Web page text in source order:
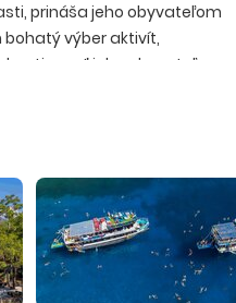
prináša jeho obyvateľom
bohatý výber aktivít,
jeho obyvateľov
opevneným
Ton Rodon s novým
park Rodini. Letecké
z Bratislavy alebo Košíc. Let